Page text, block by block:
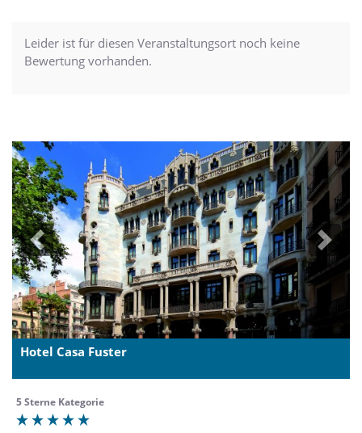
Leider ist für diesen Veranstaltungsort noch keine
Bewertung vorhanden.
Previous Next
Hotel Casa Fuster
5 Sterne Kategorie